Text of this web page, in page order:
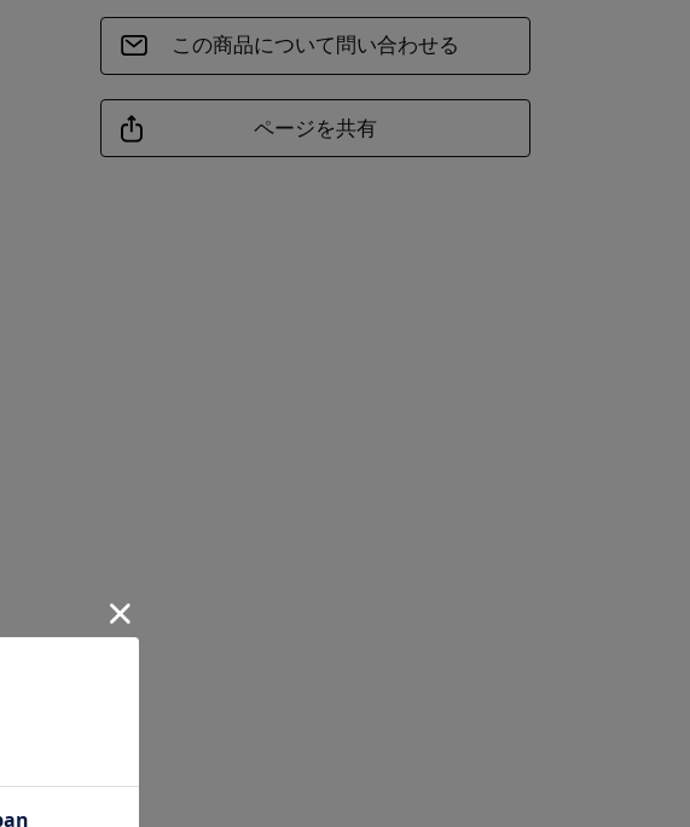
23～25
この商品について問い合わせる
ページを共有